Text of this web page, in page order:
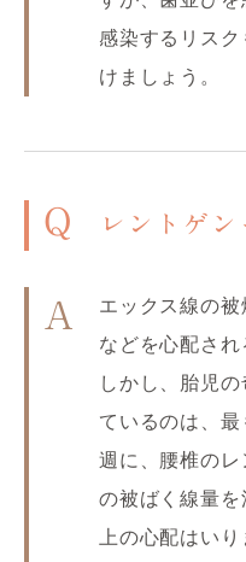
感染するリス
けましょう。
Q レントゲン
A
エックス線の
などを心配され
しかし、胎児
ているのは、
週に、腰椎の
の被ばく線量を
上の心配はいり